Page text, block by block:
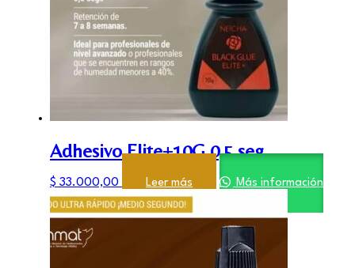
Adhesivo Elite+10G 0,5 seg
$ 33.000,00 Leer más Más información